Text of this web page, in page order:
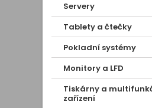
Servery
Tablety a čtečky
Pokladní systémy
Monitory a LFD
Tiskárny a
zařízení